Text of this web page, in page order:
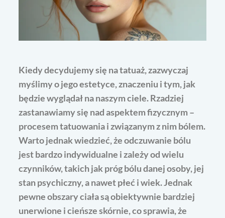
Kiedy decydujemy się na tatuaż, zazwyczaj
myślimy o jego estetyce, znaczeniu i tym, jak
będzie wyglądał na naszym ciele. Rzadziej
zastanawiamy się nad aspektem fizycznym –
procesem tatuowania i związanym z nim bólem.
Warto jednak wiedzieć, że odczuwanie bólu
jest bardzo indywidualne i zależy od wielu
czynników, takich jak próg bólu danej osoby, jej
stan psychiczny, a nawet płeć i wiek. Jednak
pewne obszary ciała są obiektywnie bardziej
unerwione i cieńsze skórnie, co sprawia, że